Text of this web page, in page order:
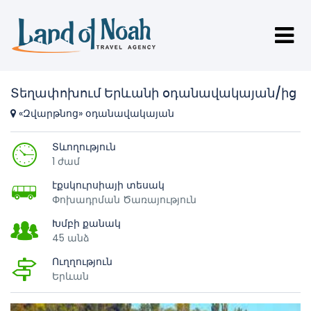
Տեղափոխում Երևանի օդանավակայան/ից
«Զվարթնոց» օդանավակայան
Տևողություն
1 ժամ
էքսկուրսիայի տեսակ
Փոխադրման Ծառայություն
Խմբի քանակ
45 անձ
Ուղղություն
Երևան